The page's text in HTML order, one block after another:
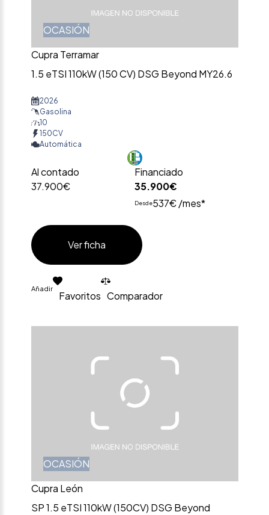
OCASIÓN
Cupra Terramar
1.5 eTSI 110kW (150 CV) DSG Beyond MY26.6
2026
Gasolina
10
150CV
Automática
Al contado
37.900€
Financiado
35.900€
Desde537€ /mes*
Ver ficha
Añadir
Favoritos Comparador
OCASIÓN
Cupra León
SP 1.5 eTSI 110kW (150CV) DSG Beyond